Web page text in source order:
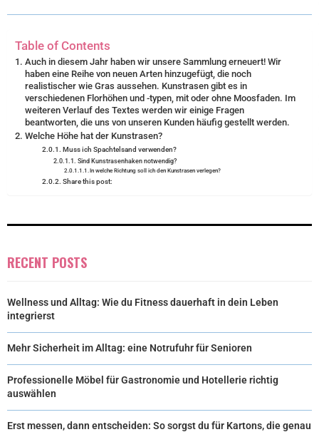
R T
Table of Contents
Auch in diesem Jahr haben wir unsere Sammlung erneuert! Wir
haben eine Reihe von neuen Arten hinzugefügt, die noch
realistischer wie Gras aussehen. Kunstrasen gibt es in
verschiedenen Florhöhen und -typen, mit oder ohne Moosfaden. Im
weiteren Verlauf des Textes werden wir einige Fragen
beantworten, die uns von unseren Kunden häufig gestellt werden.
Welche Höhe hat der Kunstrasen?
Muss ich Spachtelsand verwenden?
Sind Kunstrasenhaken notwendig?
In welche Richtung soll ich den Kunstrasen verlegen?
Share this post:
RECENT POSTS
Wellness und Alltag: Wie du Fitness dauerhaft in dein Leben
integrierst
Mehr Sicherheit im Alltag: eine Notrufuhr für Senioren
Professionelle Möbel für Gastronomie und Hotellerie richtig
auswählen
Erst messen, dann entscheiden: So sorgst du für Kartons, die genau